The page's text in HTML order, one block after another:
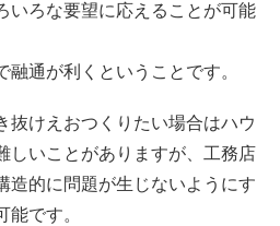
いろな要望に応えることが可能
通が利くということです。
抜けえおつくりたい場合はハウ
しいことがありますが、工務店
造的に問題が生じないようにす
能です。